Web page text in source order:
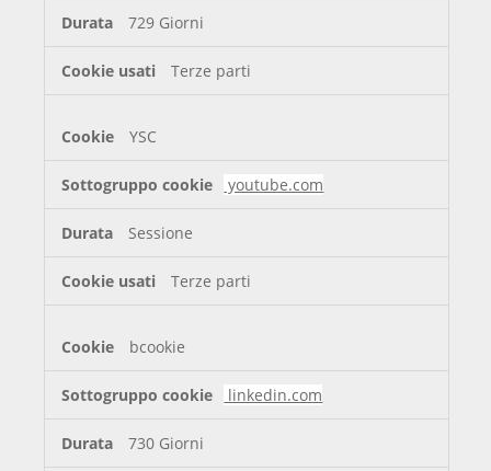
729 Giorni
Terze parti
YSC
youtube.com
Sessione
Terze parti
bcookie
linkedin.com
730 Giorni